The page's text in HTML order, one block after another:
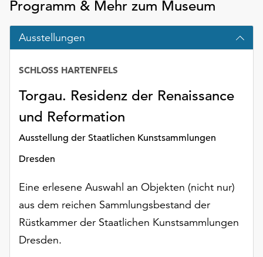
ohne
Einverständnis
weiterhin
Sie
verwendeten
Cookies
erreichen
die
Einstellungen
über
die
Schaltfläche
Programm & Mehr zum Museum
Ausstellungen
Torgau. Residenz der Renaissance
und Reformation
Ausstellung der Staatlichen Kunstsammlungen
Dresden
SCHLOSS HARTENFELS
Eine erlesene Auswahl an Objekten (nicht nur)
aus dem reichen Sammlungsbestand der
Rüstkammer der Staatlichen Kunstsammlungen
Dresden.
Datum